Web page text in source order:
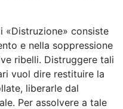
«Distruzione» consiste
e nella soppressione
ribelli. Distruggere tali
vuol dire restituire la
liberarle dal
Per assolvere a tale